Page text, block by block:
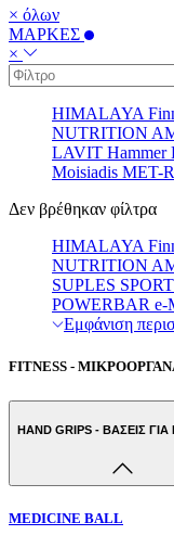
× όλων
ΜΑΡΚΕΣ
×
HIMALAYA
NUTRITION
LAVIT Hammer
Moisiadis MET-
Δεν βρέθηκαν φίλτρα
HIMALAYA
NUTRITION
SUPLES
POWERBAR e-
Εμφάνιση
FITNESS -
HAND GRIPS - ΒΑΣΕΙΣ
MEDICINE BALL